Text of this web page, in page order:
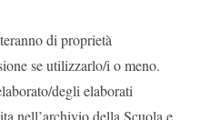
di proprietà
se utilizzarlo/i o meno.
degli elaborati
nell’archivio della Scuola e